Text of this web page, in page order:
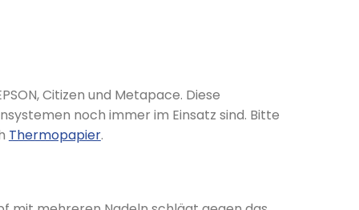
Citizen und Metapace. Diese
noch immer im Einsatz sind. Bitte
Thermopapier.